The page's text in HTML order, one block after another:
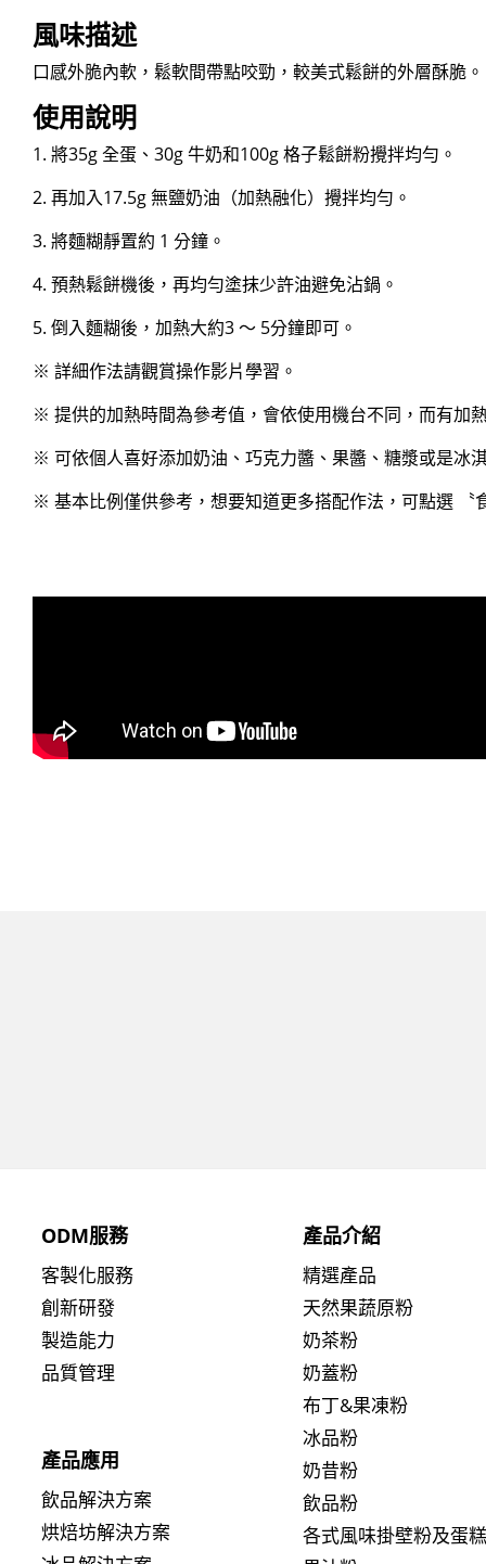
風味描述
口感外脆內軟，鬆軟間帶點咬勁，較美式鬆餅的外層酥脆。
使用說明
1. 將35g 全蛋、30g 牛奶和100g 格子鬆餅粉攪拌均勻。
2. 再加入17.5g 無鹽奶油（加熱融化）攪拌均勻。
3. 將麵糊靜置約 1 分鐘。
4. 預熱鬆餅機後，再均勻塗抹少許油避免沾鍋。
5. 倒入麵糊後，加熱大約3 ～ 5分鐘即可。
※ 詳細作法請觀賞操作影片學習。
※ 提供的加熱時間為參考值，會依使用機台不同，而有加
※ 可依個人喜好添加奶油、巧克力醬、果醬、糖漿或是冰
※ 基本比例僅供參考，想要知道更多搭配作法，可點選 〝
ODM服務
客製化服務
創新研發
製造能力
品質管理
產品介紹
精選產品
天然果蔬原粉
奶茶粉
奶蓋粉
布丁&果凍粉
冰品粉
奶昔粉
飲品粉
各式風味掛壁粉及蛋
產品應用
飲品解決方案
烘焙坊解決方案
產品應用
關於隆穎
電子型錄
聯絡我們